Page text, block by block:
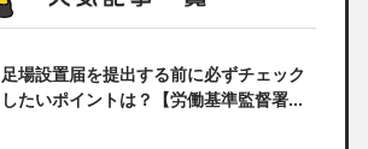
足場設置届を提出する前に必ずチェック
したいポイントは？【労働基準監督署...